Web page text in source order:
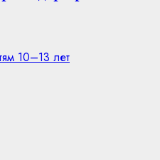
10–13 лет